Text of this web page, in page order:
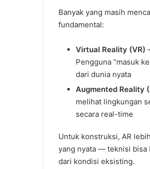
Banyak yang masih
fundamental:
Virtual Reality (VR)
Pengguna “masuk
dari dunia nyata
Augmented Reality
melihat lingkungan
secara real-time
Untuk konstruksi, AR
yang nyata — teknisi bisa
dari kondisi eksisting.